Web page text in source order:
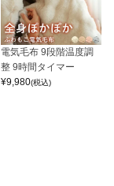
電気毛布 9段階温度調
整 9時間タイマー
¥9,980(税込)